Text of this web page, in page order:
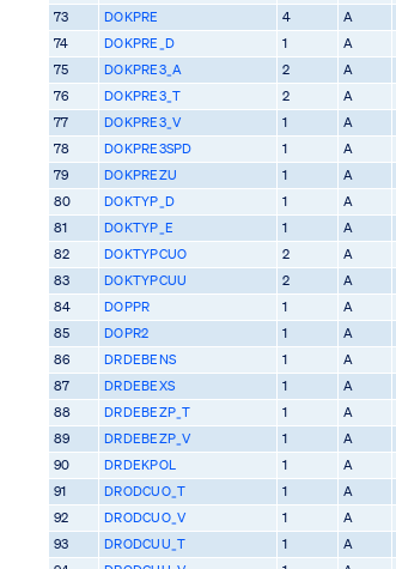
73
DOKPRE 4 A
74
DOKPRE_D 1 A
75
DOKPRE3_A 2 A
76
DOKPRE3_T 2 A
77
DOKPRE3_V 1 A
78
DOKPRE3SPD 1 A
79
DOKPREZU 1 A
80
DOKTYP_D 1 A
81
DOKTYP_E 1 A
82
DOKTYPCUO 2 A
83
DOKTYPCUU 2 A
84
DOPPR 1 A
85
DOPR2 1 A
86
DRDEBENS 1 A
87
DRDEBEXS 1 A
88
DRDEBEZP_T 1 A
89
DRDEBEZP_V 1 A
90
DRDEKPOL 1 A
91
DRODCUO_T 1 A
92
DRODCUO_V 1 A
93
DRODCUU_T 1 A